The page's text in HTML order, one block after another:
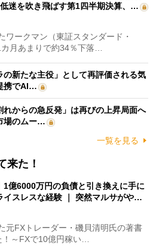
迷を吹き飛ばす第1四半期決算、…
ークマン（東証スタンダード・
月あまりで約34％下落…
の新たな主役」として再評価される気
携でAI…
れからの急反発」は再びの上昇局面へ
場のムー…
一覧を見る
来た！
1億6000万円の負債と引き換えに手に
イスレスな経験 ｜ 突然マルサがや…
FXトレーダー・磯貝清明氏の著書
！～FXで10億円稼い…